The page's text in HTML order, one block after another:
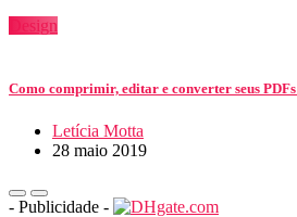
Design
Como comprimir, editar e converter seus
Letícia Motta
28 maio 2019
- Publicidade -